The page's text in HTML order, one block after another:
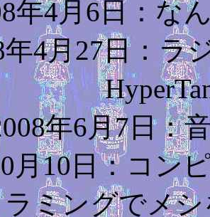
年4月6日：な
年4月27日：ラ
年6月7日：
月10日：コン
ラミングでメ